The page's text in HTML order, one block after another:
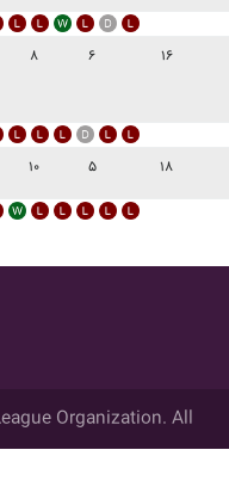
۸ ۶ ۱۶
۱۰ ۵ ۱۸
Organization. All